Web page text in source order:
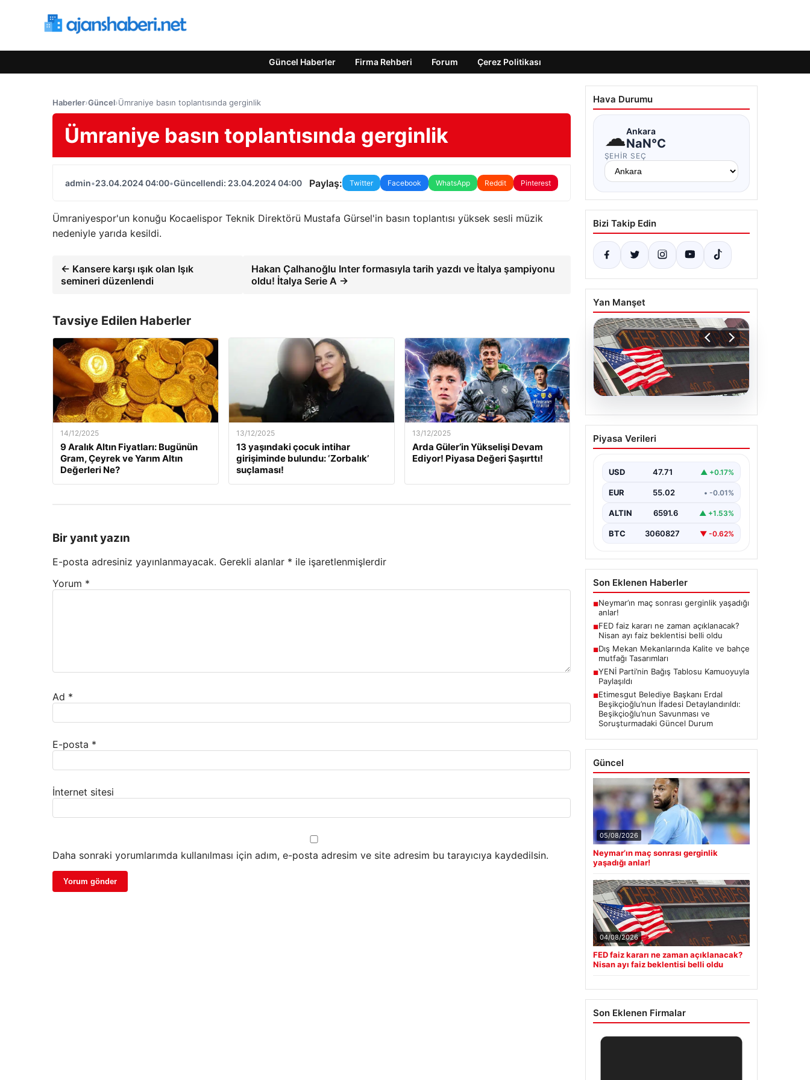
Güncel Haberler Firma Rehberi Forum Çerez Politikası
Haberler›Güncel›Ümraniye basın toplantısında gerginlik
Ümraniye basın toplantısında gerginlik
admin•23.04.2024 04:00•Güncellendi: 23.04.2024 04:00 Paylaş: Twitter Facebook WhatsApp Reddit Pinterest
Ümraniyespor'un konuğu Kocaelispor Teknik Direktörü Mustafa Gürsel'in basın toplantısı yüksek sesli müzik
nedeniyle yarıda kesildi.
← Kansere karşı ışık olan Işık
semineri düzenlendi
Hakan Çalhanoğlu Inter formasıyla tarih yazdı ve İtalya şampiyonu
oldu! İtalya Serie A →
Tavsiye Edilen Haberler
14/12/2025
9 Aralık Altın Fiyatları: Bugünün
Gram, Çeyrek ve Yarım Altın
Değerleri Ne?
13/12/2025
13 yaşındaki çocuk intihar
girişiminde bulundu: ‘Zorbalık’
suçlaması!
13/12/2025
Arda Güler’in Yükselişi Devam
Ediyor! Piyasa Değeri Şaşırttı!
Bir yanıt yazın
E-posta adresiniz yayınlanmayacak. Gerekli alanlar * ile işaretlenmişlerdir
Yorum *
Ad *
E-posta *
İnternet sitesi
Daha sonraki yorumlarımda kullanılması için adım, e-posta adresim ve site adresim bu tarayıcıya kaydedilsin.
Hava Durumu
☁Ankara
NaN°C
ŞEHIR SEÇ
Bizi Takip Edin
Yan Manşet
04.08.2026
FED faiz kararı ne zaman
açıklanacak? Nisan ayı
Piyasa Verileri
USD 47.71 ▲ +0.17%
EUR 55.02 • -0.01%
ALTIN 6591.6 ▲ +1.53%
BTC 3060827 ▼ -0.62%
Son Eklenen Haberler
■Neymar’ın maç sonrası gerginlik yaşadığı
anlar!
■FED faiz kararı ne zaman açıklanacak?
Nisan ayı faiz beklentisi belli oldu
■Dış Mekan Mekanlarında Kalite ve bahçe
mutfağı Tasarımları
■YENİ Parti’nin Bağış Tablosu Kamuoyuyla
Paylaşıldı
■Etimesgut Belediye Başkanı Erdal
Beşikçioğlu’nun İfadesi Detaylandırıldı:
Beşikçioğlu’nun Savunması ve
Soruşturmadaki Güncel Durum
Güncel
05/08/2026
Neymar’ın maç sonrası gerginlik
yaşadığı anlar!
04/08/2026
FED faiz kararı ne zaman açıklanacak?
Nisan ayı faiz beklentisi belli oldu
Son Eklenen Firmalar